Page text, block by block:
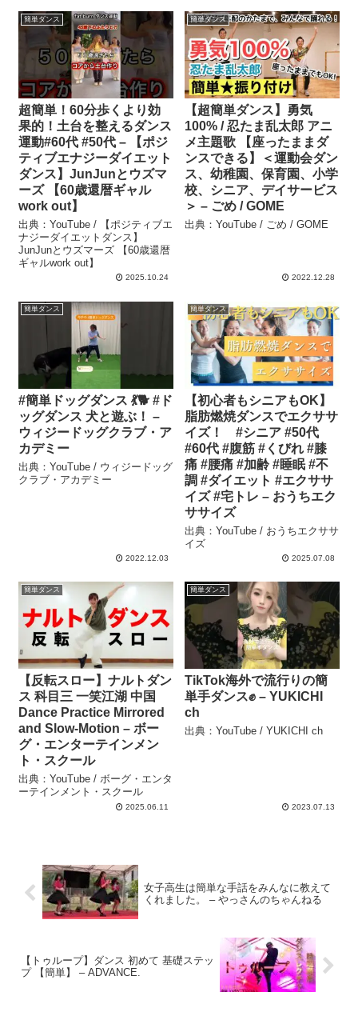
簡単ダンス
超簡単！60分歩くより効
果的！土台を整えるダンス
運動#60代 #50代 – 【ポジ
ティブエナジーダイエット
ダンス】JunJunとウズマ
ーズ 【60歳還暦ギャル
work out】
出典：YouTube / 【ポジティブエ
ナジーダイエットダンス】
JunJunとウズマーズ 【60歳還暦
ギャルwork out】
2025.10.24
簡単ダンス
【超簡単ダンス】勇気
100% / 忍たま乱太郎 アニ
メ主題歌 【座ったままダ
ンスできる】＜運動会ダン
ス、幼稚園、保育園、小学
校、シニア、デイサービス
＞ – ごめ / GOME
出典：YouTube / ごめ / GOME
2022.12.28
簡単ダンス
#簡単ドッグダンス 💃🐕 #ド
ッグダンス 犬と遊ぶ！ –
ウィジードッグクラブ・ア
カデミー
出典：YouTube / ウィジードッグ
クラブ・アカデミー
2022.12.03
簡単ダンス
【初心者もシニアもOK】
脂肪燃焼ダンスでエクササ
イズ！ #シニア #50代
#60代 #腹筋 #くびれ #膝
痛 #腰痛 #加齢 #睡眠 #不
調 #ダイエット #エクササ
イズ #宅トレ – おうちエク
ササイズ
出典：YouTube / おうちエクササ
イズ
2025.07.08
簡単ダンス
【反転スロー】ナルトダン
ス 科目三 一笑江湖 中国
Dance Practice Mirrored
and Slow-Motion – ボー
グ・エンターテインメン
ト・スクール
出典：YouTube / ボーグ・エンタ
ーテインメント・スクール
2025.06.11
簡単ダンス
TikTok海外で流行りの簡
単手ダンス✊ – YUKICHI
ch
出典：YouTube / YUKICHI ch
2023.07.13
女子高生は簡単な手話をみんなに教えて
くれました。 – やっさんのちゃんねる
【トゥループ】ダンス 初めて 基礎ステッ
プ 【簡単】 – ADVANCE.